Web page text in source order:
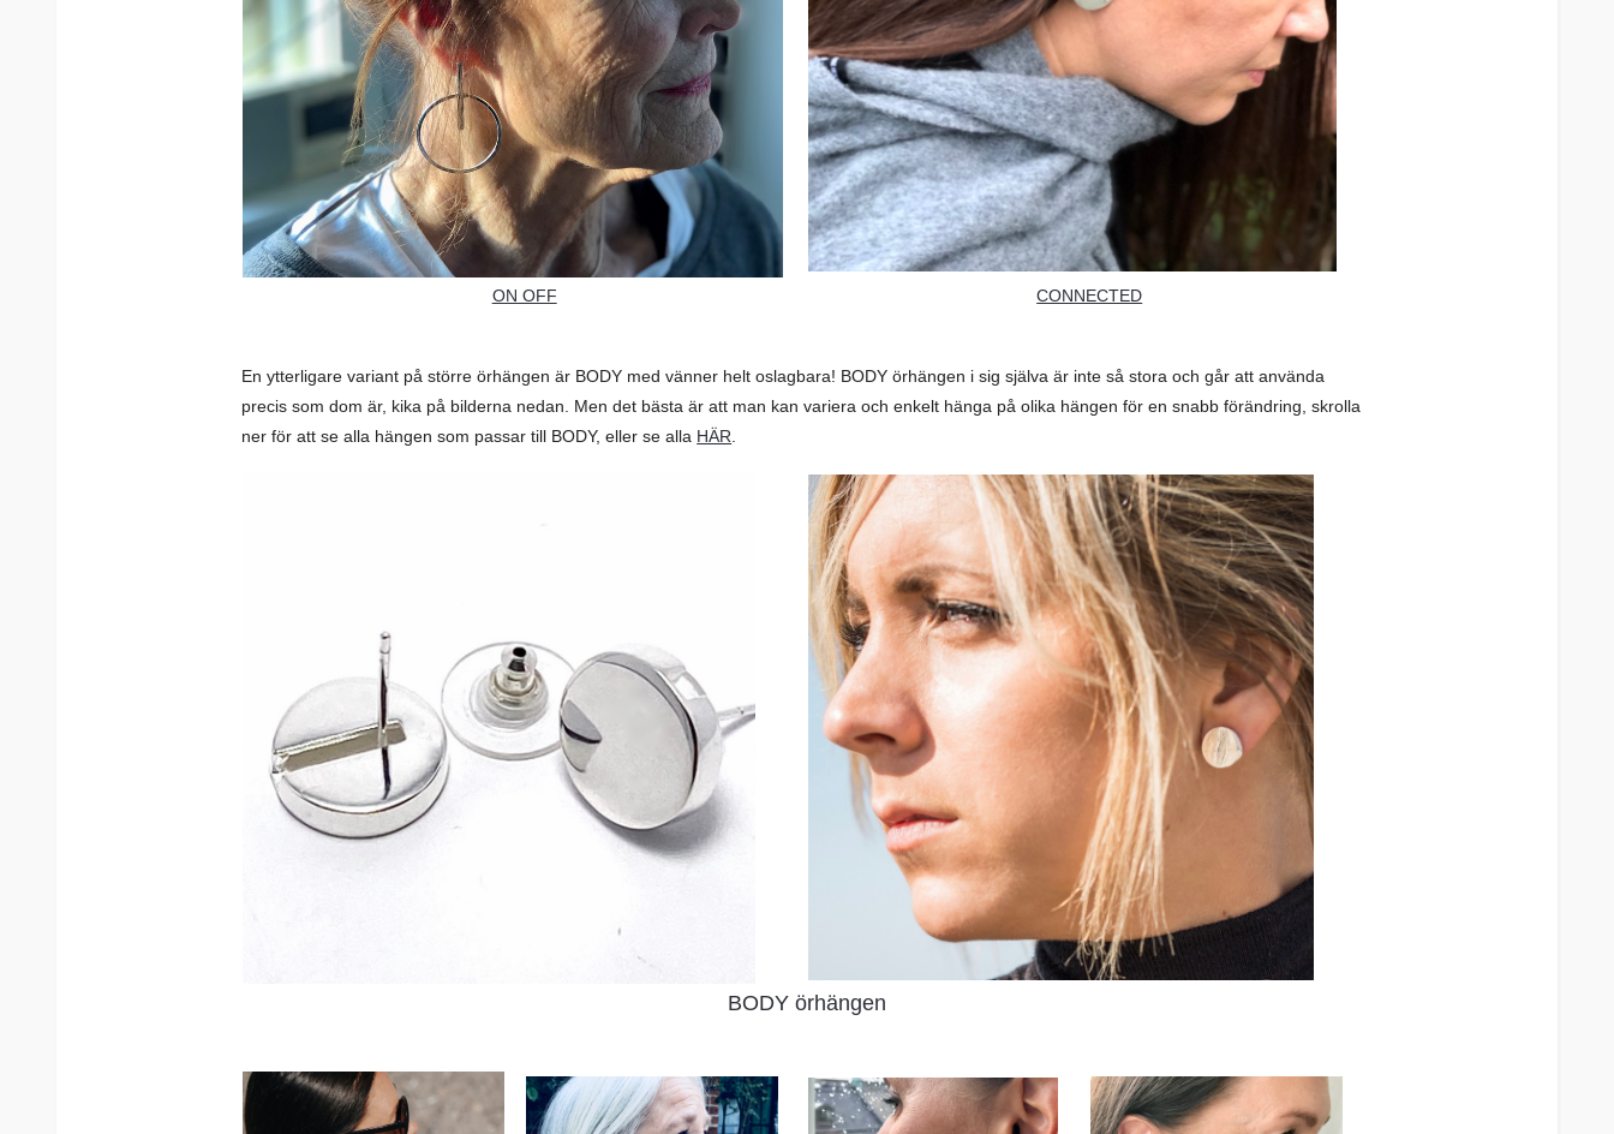
ON OFF CONNECTED
En ytterligare variant på större örhängen är BODY med vänner helt oslagbara! BODY örhängen i sig själva är inte så stora och går att använda
precis som dom är, kika på bilderna nedan. Men det bästa är att man kan variera och enkelt hänga på olika hängen för en snabb förändring, skrolla
ner för att se alla hängen som passar till BODY, eller se alla HÄR
BODY örhängen